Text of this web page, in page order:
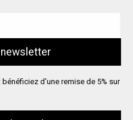
d'une remise de 5% sur